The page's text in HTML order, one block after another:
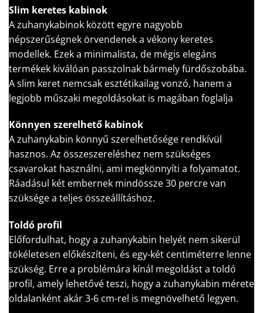
Slim keretes kabinok
A zuhanykabinok között egyre nagyobb
népszerűségnek örvendenek a vékony keretes
modellek. Ezek a minimalista, de mégis elegáns
termékek kiválóan passzolnak bármely fürdőszobába.
A slim keret nemcsak esztétikailag vonzó, hanem a
legjobb műszaki megoldásokat is magában foglalja
Könnyen szerelhető kabinok
A zuhanykabin könnyű szerelhetősége rendkívül
hasznos. Az összeszereléshez nem szükséges
csavarokat használni, ami megkönnyíti a folyamatot.
Ráadásul két embernek mindössze 30 percre van
szüksége a teljes összeállításhoz.
Toldó profil
Előfordulhat, hogy a zuhanykabin helyét nem sikerül
tökéletesen előkészíteni, és egy-két centiméterre lenne
szükség. Erre a problémára kínál megoldást a toldó
profil, amely lehetővé teszi, hogy a zuhanykabin mérete
oldalanként akár 3-6 cm-rel is megnövelhető legyen.